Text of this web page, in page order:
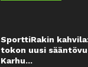
SporttiRakin
tokon uusi
Karhu...